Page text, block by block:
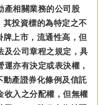
產相關業務的公司股
投資標的為特定之不
上市，流通性高，但
及公司章程之規定，具
亦有決定或表決權，
動產證券化條例及信託
收入之分配權，但無權